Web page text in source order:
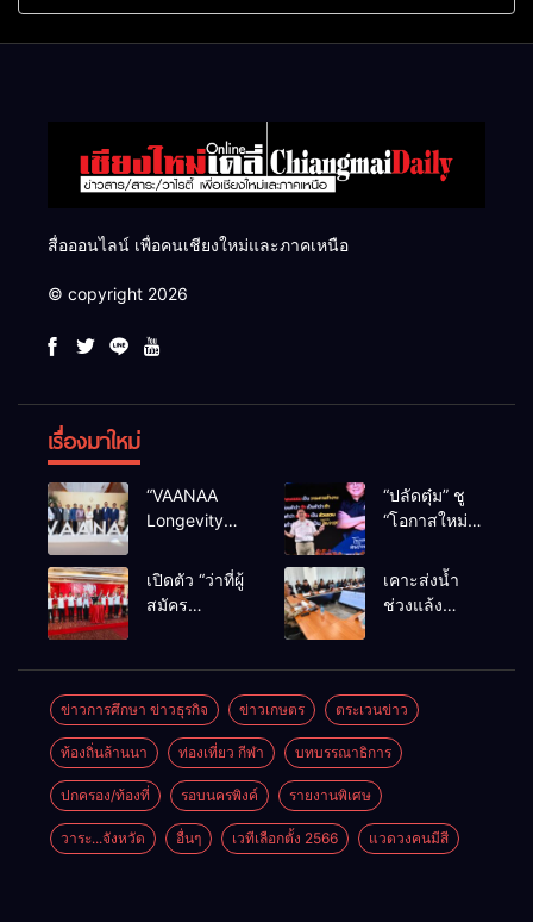
สื่อออนไลน์ เพื่อคนเชียงใหม่และภาคเหนือ
© copyright 2026
เรื่องมาใหม่
“VAANAA
Longevity
ศูนย์สุขภาพ
ไฮเอนต์ใหญ่
“ปลัดตุ๋ม” ชู
“โอกาสใหม่”
สู่ทางออก
ประเทศ ไม่ใช่
เปิดตัว “ว่าที่ผู้
สมัคร
เขตครบ ย้ำจะ
กลับมาทวง
เก้าอี้คืน
เคาะส่งน้ำ
ช่วงแล้ง
ลบ.ม. ให้
เกษตรกว่า 1
แสนไร่
ข่าวการศึกษา ข่าวธุรกิจ ข่าวเกษตร ตระเวนข่าว
ท้องถิ่นล้านนา ท่องเที่ยว กีฬา บทบรรณาธิการ
ปกครอง/ท้องที่ รอบนครพิงค์ รายงานพิเศษ
วาระ...จังหวัด อื่นๆ เวทีเลือกตั้ง 2566 แวดวงคนมีสี